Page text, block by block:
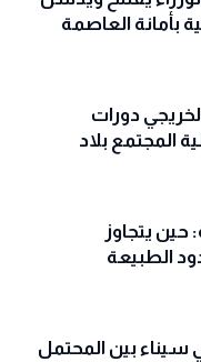
بأمانة العاصمة
دورات
المجتمع بلاد
حين يتجاوز
الطبيعة
سيناء بين المحتمل